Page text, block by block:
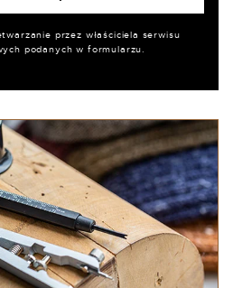
przez właściciela serwisu
podanych w formularzu.